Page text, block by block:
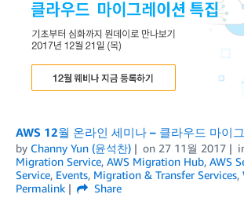
AWS 12월 온라인 세미나 – 클라우드 마이
by Channy Yun (윤석찬) on 27 11월 2017
Migration Service, AWS Migration Hub, AWS
Service, Events, Migration & Transfer Services,
Permalink
Share